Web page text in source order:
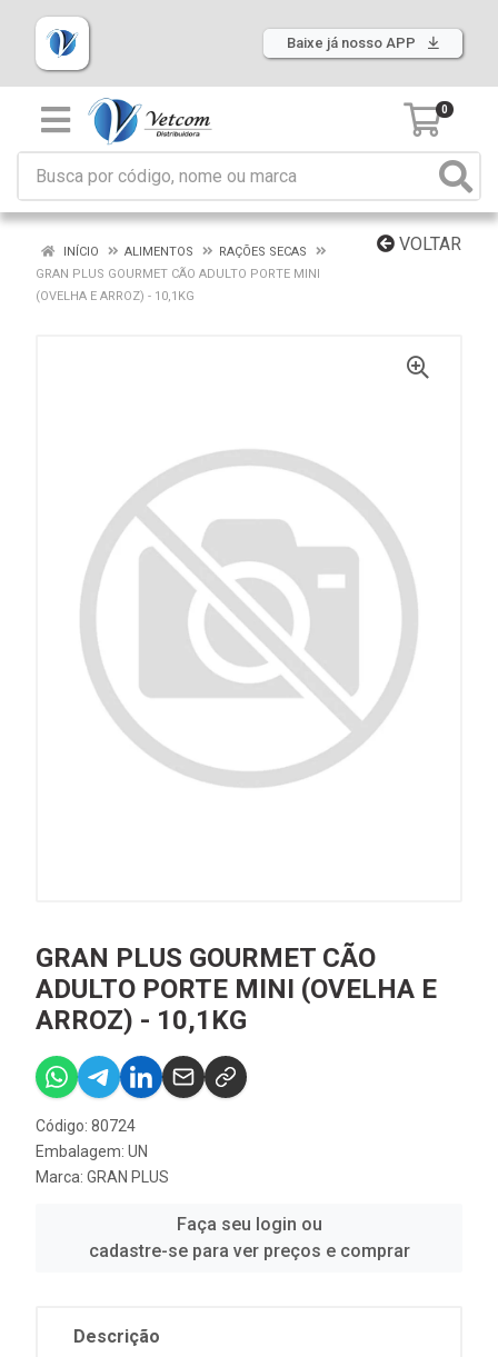
Baixe já nosso APP
0
VOLTAR
INÍCIO ALIMENTOS
RAÇÕES SECAS
GRAN PLUS GOURMET CÃO ADULTO PORTE MINI
(OVELHA E ARROZ) - 10,1KG
GRAN PLUS GOURMET CÃO
ADULTO PORTE MINI (OVELHA E
ARROZ) - 10,1KG
Código: 80724
Embalagem: UN
Marca: GRAN PLUS
Faça seu login ou
cadastre-se para ver preços e comprar
Descrição